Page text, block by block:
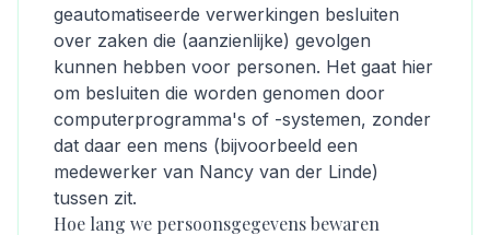
geautomatiseerde verwerkingen besluiten
over zaken die (aanzienlijke) gevolgen
kunnen hebben voor personen. Het gaat hier
om besluiten die worden genomen door
computerprogramma's of -systemen, zonder
dat daar een mens (bijvoorbeeld een
medewerker van Nancy van der Linde)
tussen zit.
Hoe lang we persoonsgegevens bewaren